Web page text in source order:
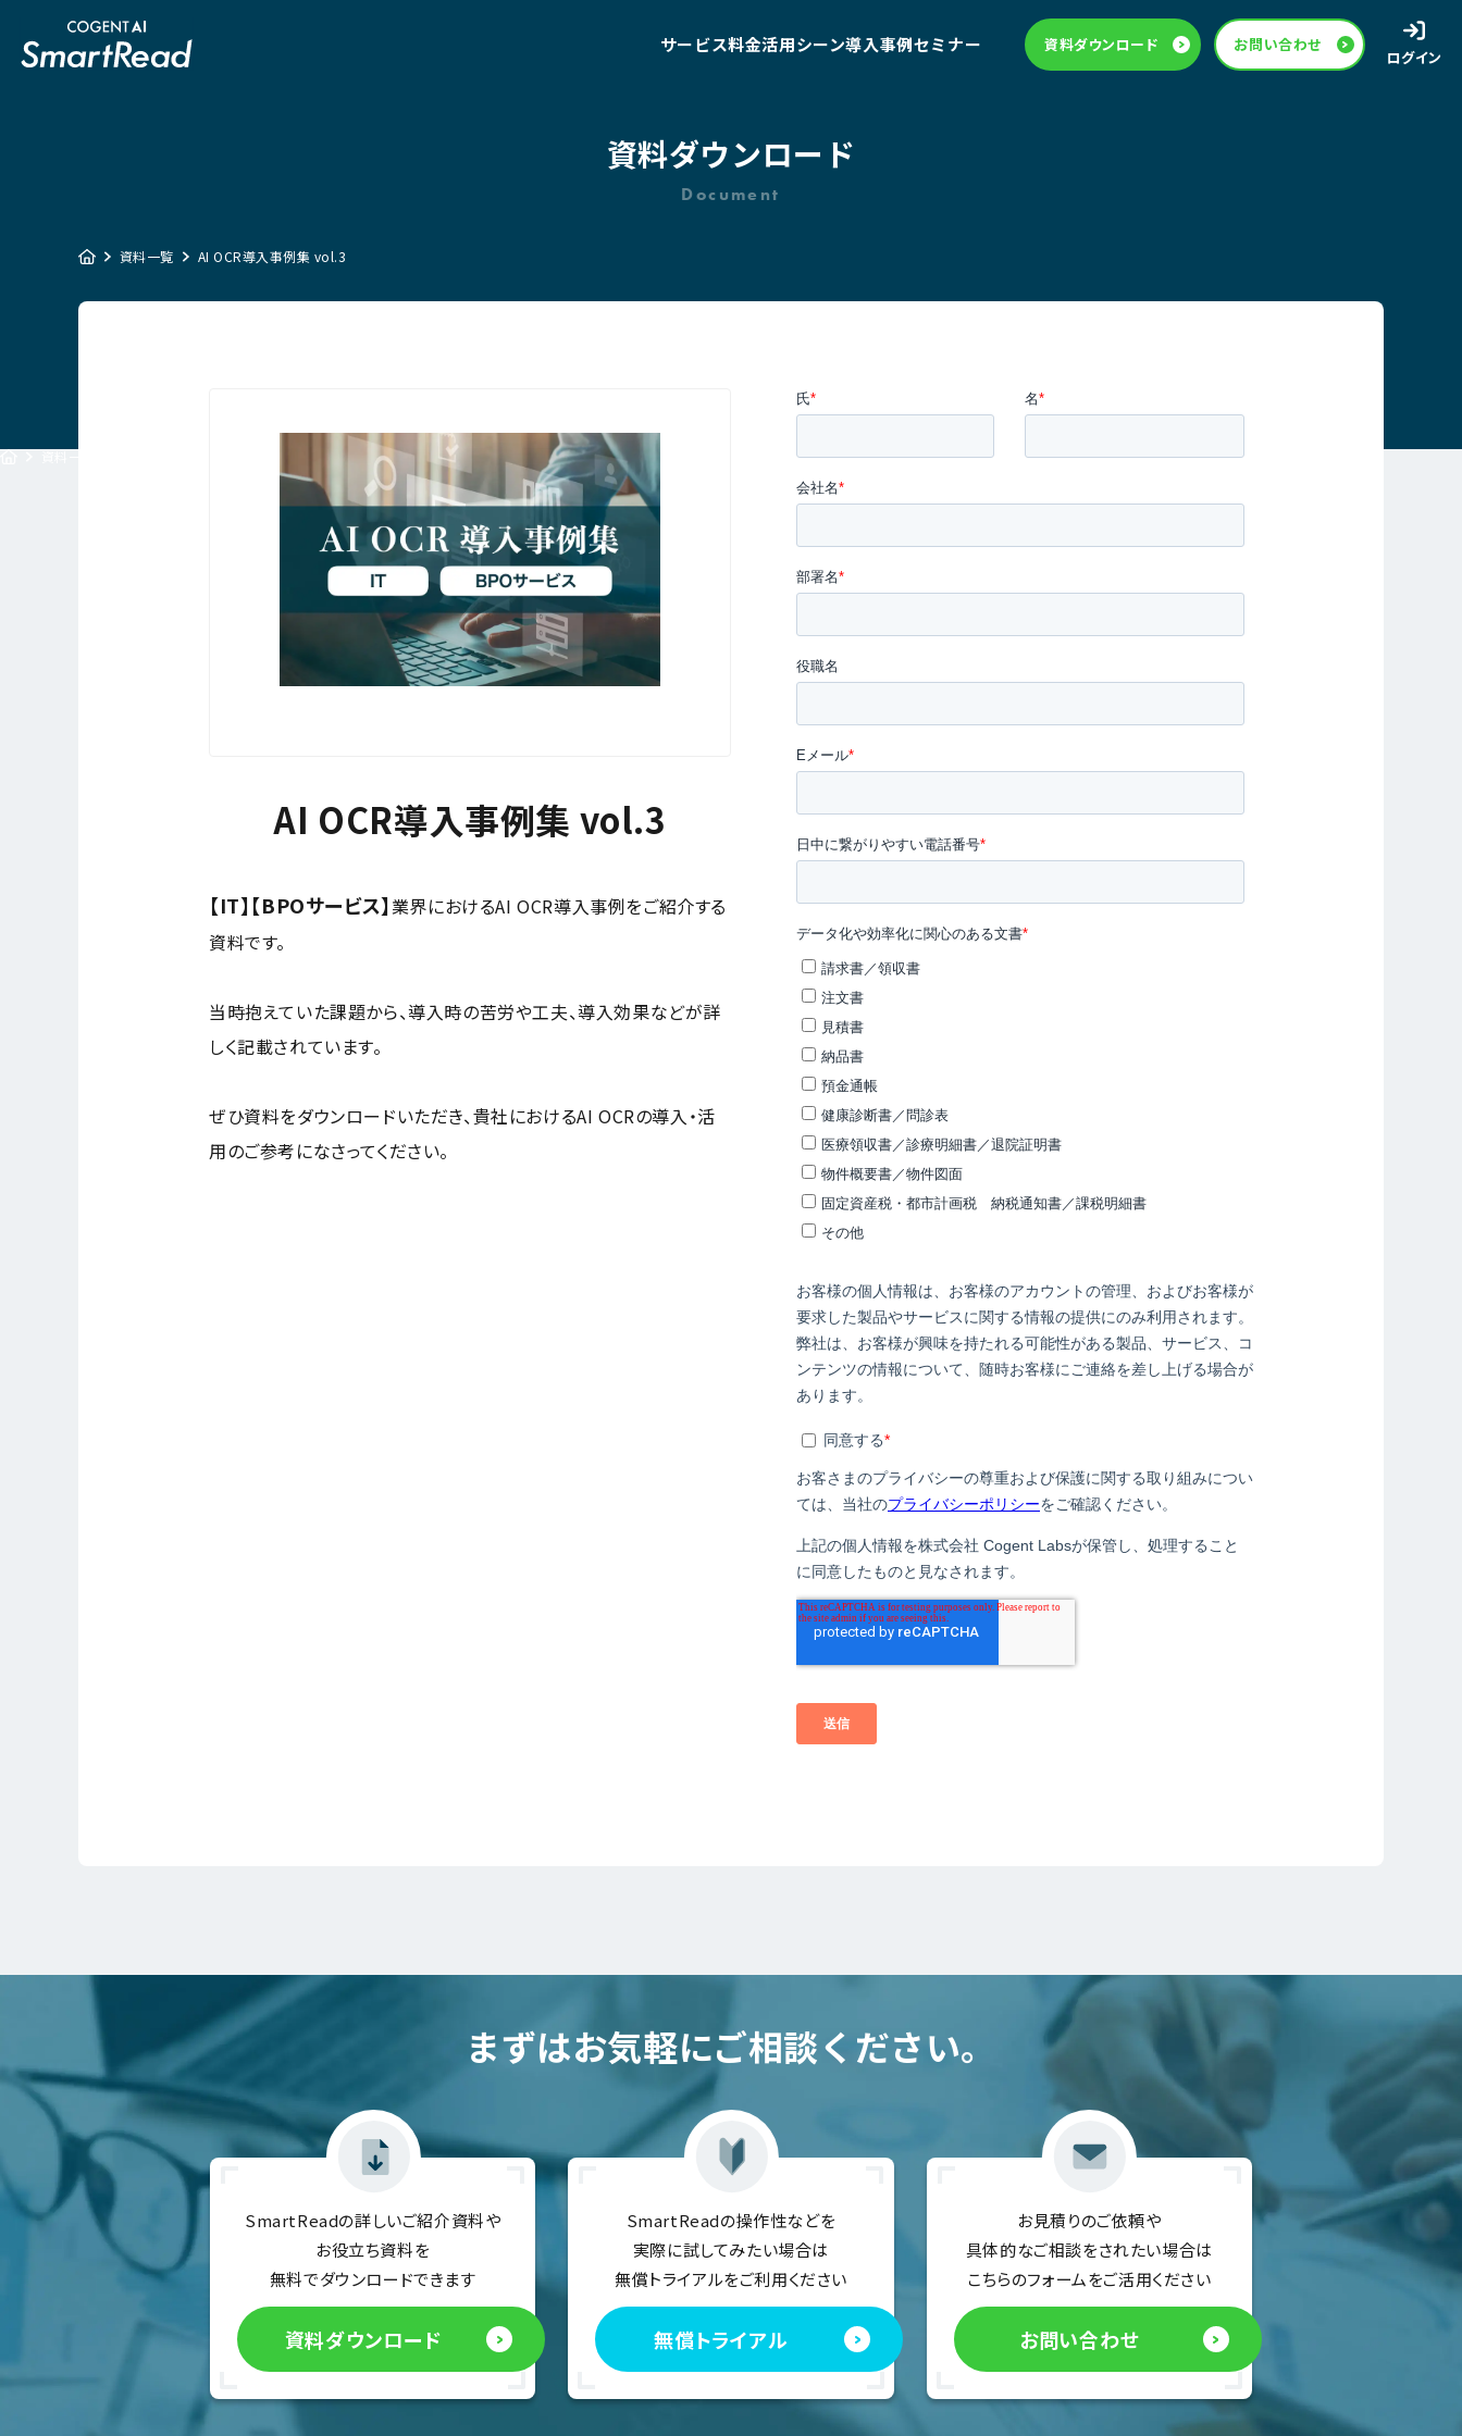
サービス料金活用シーン導入事例セミナー 資料ダウンロード お問い合わせ
ログイン
資料ダウンロード
Document
資料一覧 AI OCR導入事例集 vol.3
AI OCR導入事例集 vol.3
【IT】【BPOサービス】業界におけるAI OCR導入事例をご紹介する
資料です。
当時抱えていた課題から、導入時の苦労や工夫、導入効果などが詳
しく記載されています。
ぜひ資料をダウンロードいただき、貴社におけるAI OCRの導入・活
用のご参考になさってください。
まずはお気軽にご相談ください。
SmartReadの詳しいご紹介資料や
お役立ち資料を
無料でダウンロードできます
資料ダウンロード
SmartReadの操作性などを
実際に試してみたい場合は
無償トライアルをご利用ください
無償トライアル
お見積りのご依頼や
具体的なご相談をされたい場合は
こちらのフォームをご活用ください
お問い合わせ